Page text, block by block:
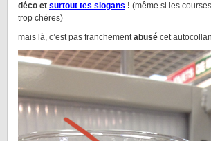
déco et surtout tes slogans ! (même si les
trop chères)
mais là, c’est pas franchementabusé cet